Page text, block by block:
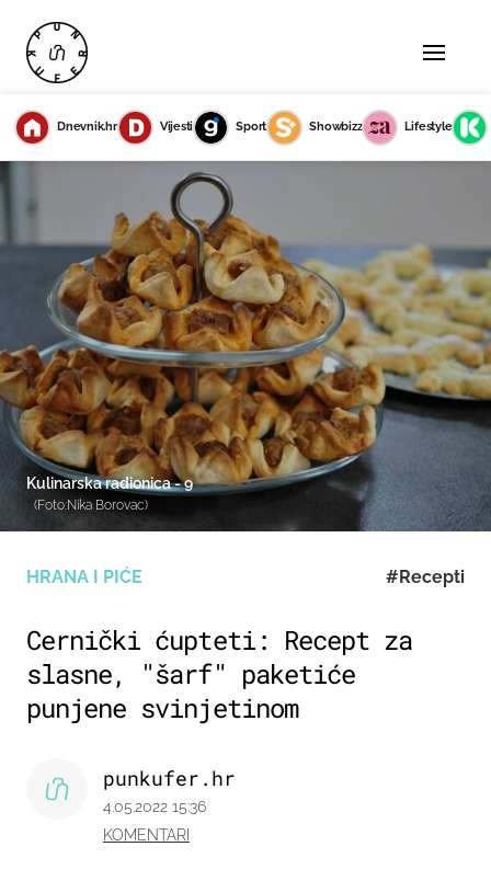
Dnevnik.hr Vijesti Sport Showbizz Lifestyle
HRANA I PIĆE #Recepti
Cernički ćupteti: Recept za
slasne, "šarf" paketiće
punjene svinjetinom
punkufer.hr
4.05.2022 15:36
KOMENTARI
Kulinarska radionica - 9
(Foto:Nika Borovac)